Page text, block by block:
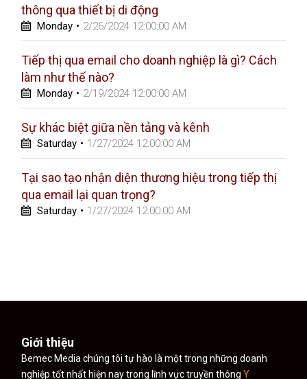
thông qua thiết bị di động
Monday • 2/26/2024 12:00:00 AM
Tiếp thị qua email cho doanh nghiệp là gì? Cách
làm như thế nào?
Monday • 2/19/2024 12:00:00 AM
Sự khác biệt giữa nền tảng và kênh
Saturday • 1/27/2024 12:00:00 AM
Tại sao tạo nhận diện thương hiệu trong tiếp thị
qua email lại quan trọng?
Saturday • 1/27/2024 12:00:00 AM
Giới thiệu
Bemec Media chúng tôi tự hào là một trong những doanh
nghiệp tốt nhất hiện nay trong lĩnh vực truyền thôngY